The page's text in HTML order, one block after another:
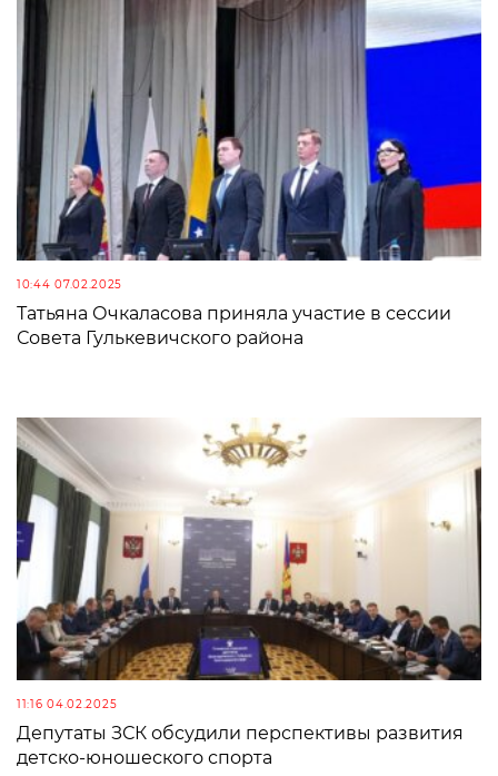
10:44 07.02.2025
Татьяна Очкаласова приняла участие в сессии
Совета Гулькевичского района
11:16 04.02.2025
Депутаты ЗСК обсудили перспективы развития
детско-юношеского спорта